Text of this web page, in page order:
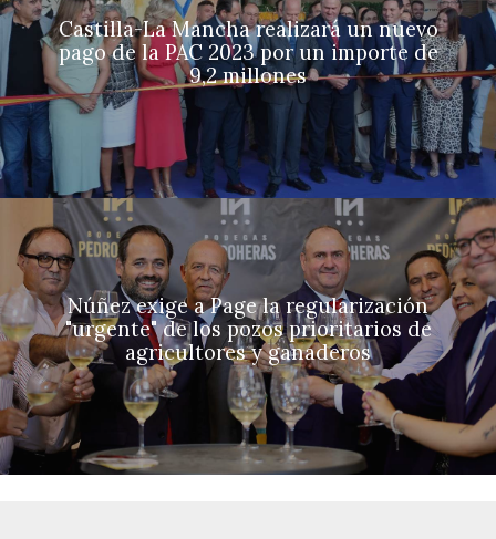
Castilla-La Mancha realizará un nuevo
pago de la PAC 2023 por un importe de
9,2 millones
Núñez exige a Page la regularización
"urgente" de los pozos prioritarios de
agricultores y ganaderos